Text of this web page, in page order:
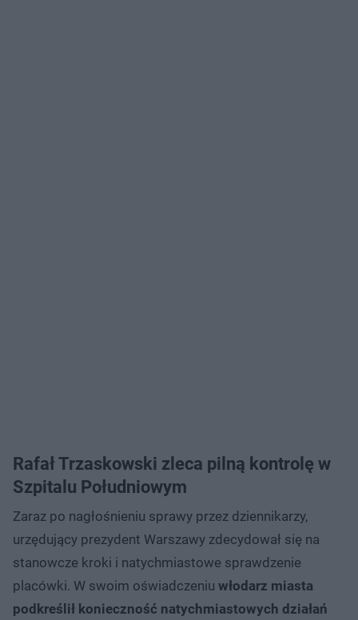
Rafał Trzaskowski zleca pilną kontrolę w
Szpitalu Południowym
Zaraz po nagłośnieniu sprawy przez dziennikarzy,
urzędujący prezydent Warszawy zdecydował się na
stanowcze kroki i natychmiastowe sprawdzenie
placówki. W swoim oświadczeniu włodarz miasta
podkreślił konieczność natychmiastowych działań